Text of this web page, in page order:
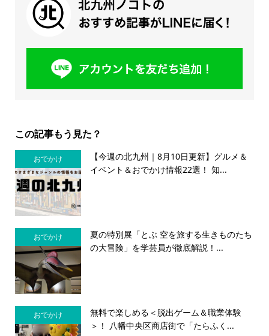
この記事もう見た？
おでかけ
【今週の北九州｜8月10日更新】グルメ＆
イベント＆おでかけ情報22選！ 知...
おでかけ
夏の特別展「とぶ 空を旅する生きものたち
の大冒険」を学芸員が徹底解説！...
おでかけ
無料で楽しめる＜脱出ゲーム＆職業体験
＞！ 八幡中央区商店街で「たらふく...